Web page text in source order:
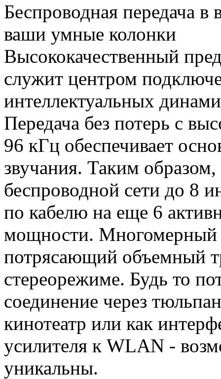
Беспроводная передача
ваши умные колонки
Высококачественный
служит центром
интеллектуальных
Передача без потерь с
96 кГц обеспечивает
звучания. Таким
беспроводной сети до 8
по кабелю на еще 6
мощности. Многомерный
потрясающий объемный
стереорежиме. Будь то
соединение через
кинотеатр или как
усилителя к WLAN -
уникальны.